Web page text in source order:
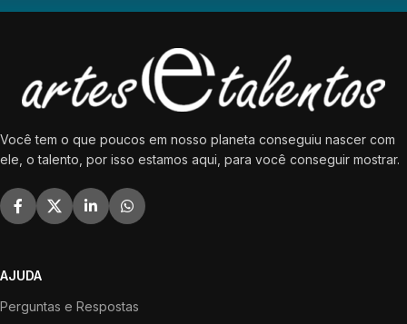
Você tem o que poucos em nosso planeta conseguiu nascer com
ele, o talento, por isso estamos aqui, para você conseguir mostrar.
AJUDA
Perguntas e Respostas